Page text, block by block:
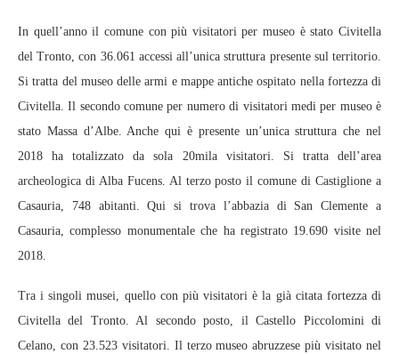
In quell’anno il comune con più visitatori per museo è stato Civitella
del Tronto, con 36.061 accessi all’unica struttura presente sul territorio.
Si tratta del museo delle armi e mappe antiche ospitato nella fortezza di
Civitella. Il secondo comune per numero di visitatori medi per museo è
stato Massa d’Albe. Anche qui è presente un’unica struttura che nel
2018 ha totalizzato da sola 20mila visitatori. Si tratta dell’area
archeologica di Alba Fucens. Al terzo posto il comune di Castiglione a
Casauria, 748 abitanti. Qui si trova l’abbazia di San Clemente a
Casauria, complesso monumentale che ha registrato 19.690 visite nel
2018.
Tra i singoli musei, quello con più visitatori è la già citata fortezza di
Civitella del Tronto. Al secondo posto, il Castello Piccolomini di
Celano, con 23.523 visitatori. Il terzo museo abruzzese più visitato nel